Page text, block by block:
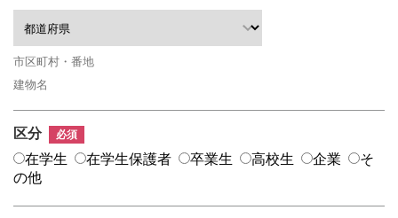
緊急時のお知らせ
このサイトについて
プライバシーポリシー
お問い合わせフォーム
区分 必須
在学生 在学生保護者 卒業生 高校生 企業
そ
の他